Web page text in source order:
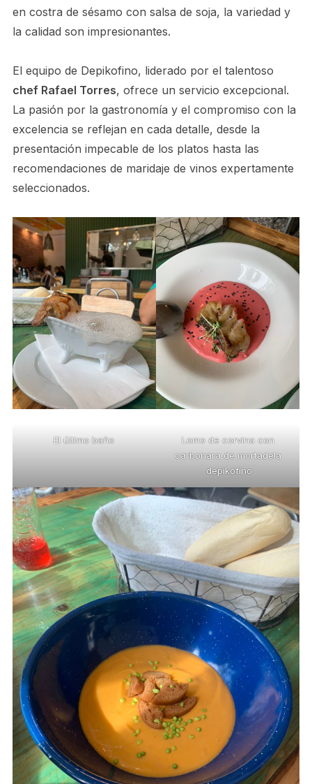
en costra de sésamo con salsa de soja, la variedad y
la calidad son impresionantes.
El equipo de Depikofino, liderado por el talentoso
chef Rafael Torres, ofrece un servicio excepcional.
La pasión por la gastronomía y el compromiso con la
excelencia se reflejan en cada detalle, desde la
presentación impecable de los platos hasta las
recomendaciones de maridaje de vinos expertamente
seleccionados.
El último baño
Lomo de corvina con
carbonara de mortadela
.depikofino